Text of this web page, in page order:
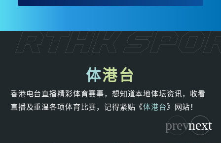
体港台
香港电台直播精彩体育赛事，想知道本地体坛资讯，收看
直播及重温各项体育比赛，记得紧贴《体港台》网站！